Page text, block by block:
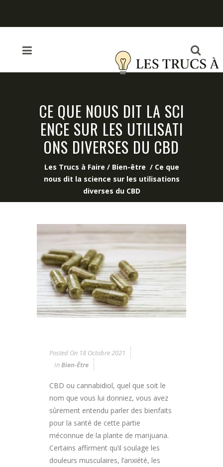
CE QUE NOUS DIT LA SCI
ENCE SUR LES UTILISATI
ONS DIVERSES DU CBD
Les Trucs à Faire / Bien-être / Ce que
nous dit la science sur les utilisations
diverses du CBD
Posted On 18 Octobre 2021
InBien-Être
CBD ou cannabidiol, quel que soit le
nom que vous lui donniez, vous avez
sûrement entendu parler des bienfaits
pour la santé de cette partie
méconnue de la plante de marijuana.
Certains affirment qu’il soulage les
douleurs musculaires, l’anxiété, les